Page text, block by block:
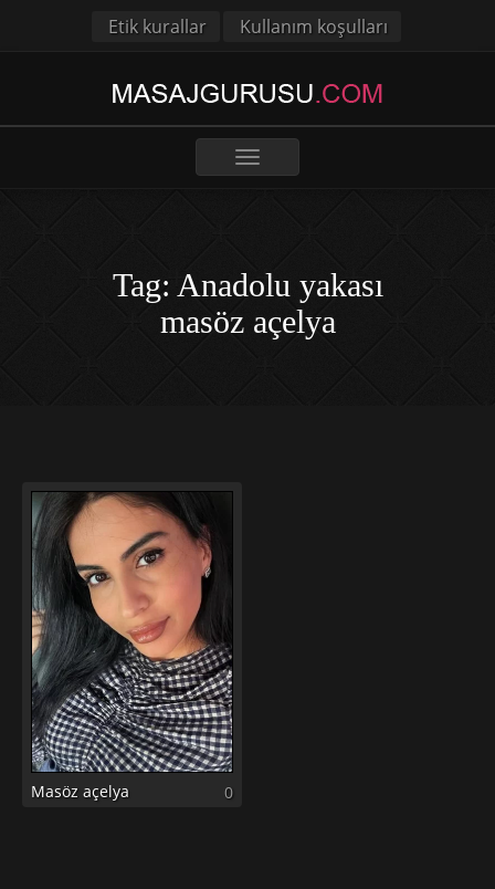
Etik kurallar Kullanım koşulları
Toggle
Tag: Anadolu yakası
masöz açelya
Masöz açelya 0